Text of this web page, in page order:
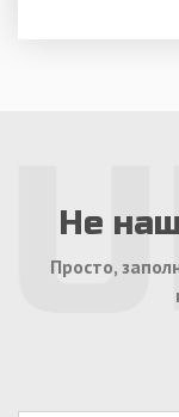
Не
Просто,